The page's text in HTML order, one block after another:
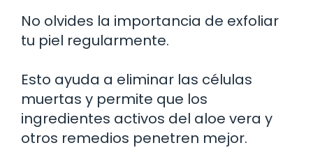
No olvides la importancia de exfoliar
tu piel regularmente.
Esto ayuda a eliminar las células
muertas y permite que los
ingredientes activos del aloe vera y
otros remedios penetren mejor.